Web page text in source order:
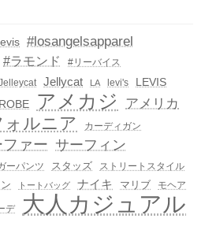
#losangelsapparel
#ラモンド
#リーバイス
Jellycat LA levi's
LEVIS
アメカジ アメリカ
ォルニア カーディガン
ァー サーフィン
ーパンツ スタッズ ストリートスタイル
トートバッグ ナイキ マリブ モヘア
デ 大人カジュアル